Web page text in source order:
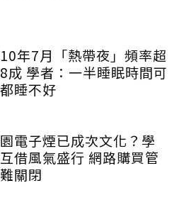
年7月「熱帶夜」頻率超
成 學者：一半睡眠時間可
睡不好
電子煙已成次文化？學
借風氣盛行 網路購買管
關閉